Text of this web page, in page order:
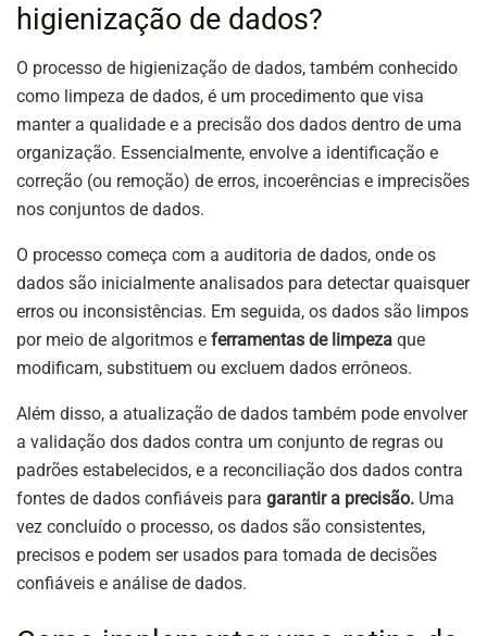
higienização de dados?
O processo de higienização de dados, também conhecido
como limpeza de dados, é um procedimento que visa
manter a qualidade e a precisão dos dados dentro de uma
organização. Essencialmente, envolve a identificação e
correção (ou remoção) de erros, incoerências e imprecisões
nos conjuntos de dados.
O processo começa com a auditoria de dados, onde os
dados são inicialmente analisados para detectar quaisquer
erros ou inconsistências. Em seguida, os dados são limpos
por meio de algoritmos e ferramentas de limpeza que
modificam, substituem ou excluem dados errôneos.
Além disso, a atualização de dados também pode envolver
a validação dos dados contra um conjunto de regras ou
padrões estabelecidos, e a reconciliação dos dados contra
fontes de dados confiáveis para garantir a precisão. Uma
vez concluído o processo, os dados são consistentes,
precisos e podem ser usados para tomada de decisões
confiáveis e análise de dados.